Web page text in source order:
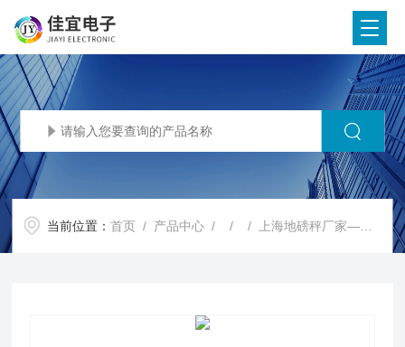
当前位置：首页 / 产品中心 / / / 上海地磅秤厂家—上海电子磅厂家—上海地磅厂家【佳宜电子】